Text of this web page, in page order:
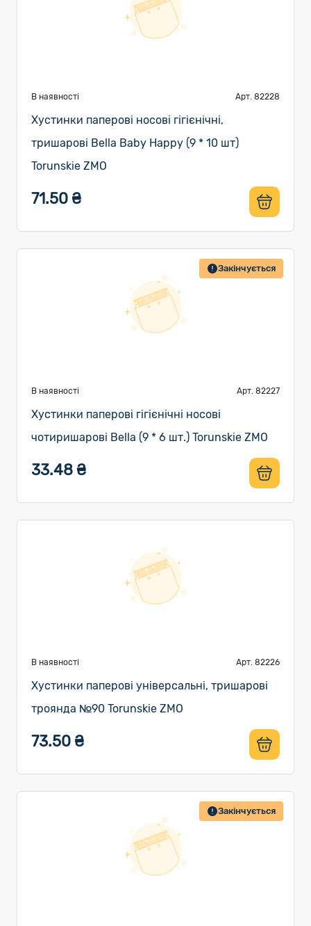
В наявності Арт. 82228
Хустинки паперові носові гігієнічні,
тришарові Bella Baby Happy (9 * 10 шт)
Torunskie ZMO
71.50 ₴
Закінчується
В наявності Арт. 82227
Хустинки паперові гігієнічні носові
чотиришарові Bella (9 * 6 шт.) Torunskie ZMO
33.48 ₴
В наявності Арт. 82226
Хустинки паперові універсальні, тришарові
троянда №90 Torunskie ZMO
73.50 ₴
Закінчується